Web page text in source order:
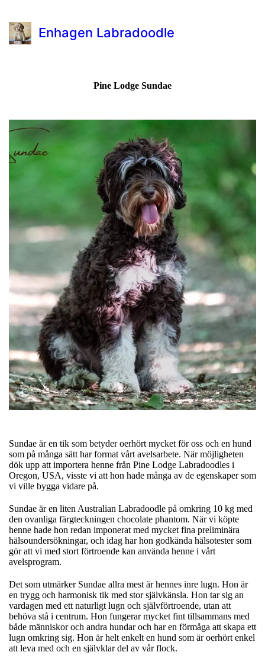
Enhagen Labradoodle
Pine Lodge Sundae
Sundae är en tik som betyder oerhört mycket för oss och en hund
som på många sätt har format vårt avelsarbete. När möjligheten
dök upp att importera henne från Pine Lodge Labradoodles i
Oregon, USA, visste vi att hon hade många av de egenskaper som
vi ville bygga vidare på.
Sundae är en liten Australian Labradoodle på omkring 10 kg med
den ovanliga färgteckningen chocolate phantom. När vi köpte
henne hade hon redan imponerat med mycket fina preliminära
hälsoundersökningar, och idag har hon godkända hälsotester som
gör att vi med stort förtroende kan använda henne i vårt
avelsprogram.
Det som utmärker Sundae allra mest är hennes inre lugn. Hon är
en trygg och harmonisk tik med stor självkänsla. Hon tar sig an
vardagen med ett naturligt lugn och självförtroende, utan att
behöva stå i centrum. Hon fungerar mycket fint tillsammans med
både människor och andra hundar och har en förmåga att skapa ett
lugn omkring sig. Hon är helt enkelt en hund som är oerhört enkel
att leva med och en självklar del av vår flock.